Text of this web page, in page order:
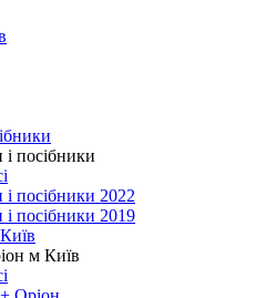
посібники
посібники 2022
посібники 2019
м Київ